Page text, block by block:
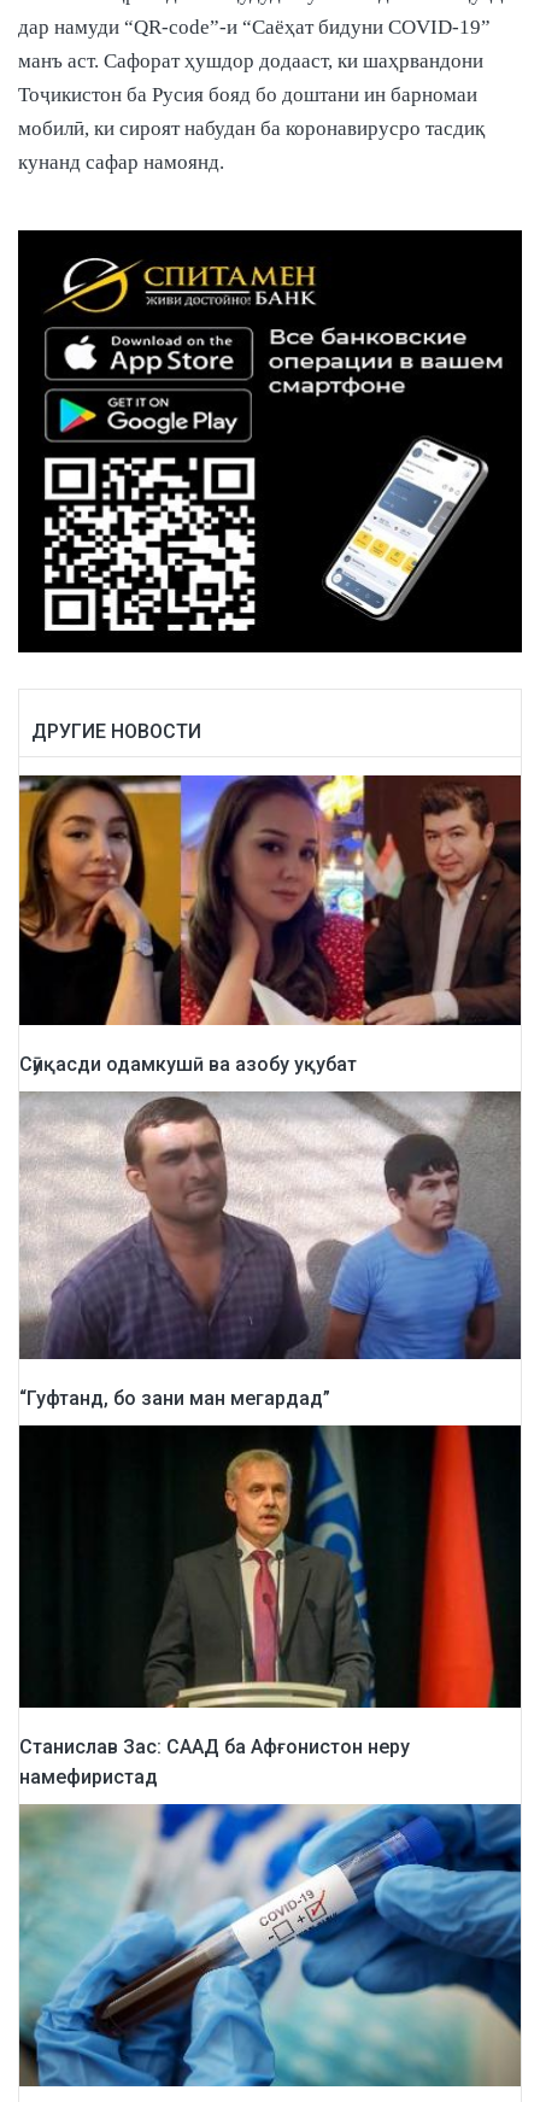
дар намуди “QR-code”-и “Саёҳат бидуни COVID-19”
манъ аст. Сафорат ҳушдор додааст, ки шаҳрвандони
Тоҷикистон ба Русия бояд бо доштани ин барномаи
мобилӣ, ки сироят набудан ба коронавирусро тасдиқ
кунанд сафар намоянд.
ДРУГИЕ НОВОСТИ
Сӯиқасди одамкушӣ ва азобу уқубат
“Гуфтанд, бо зани ман мегардад”
Станислав Зас: СААД ба Афғонистон неру
намефиристад